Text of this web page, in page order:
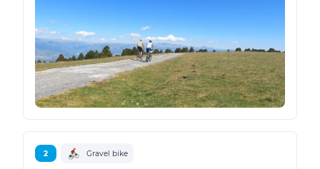
2 Gravel bike